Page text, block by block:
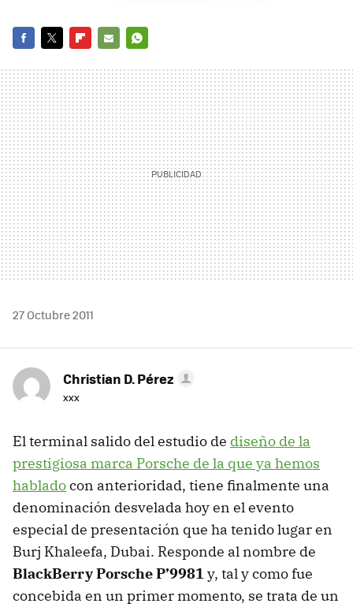
MAIL
27 Octubre 2011
Christian D. Pérez
xxx
El terminal salido del estudio de diseño de la
prestigiosa marca Porsche de la que ya hemos
habladocon anterioridad, tiene finalmente una
denominación desvelada hoy en el evento
especial de presentación que ha tenido lugar en
Burj Khaleefa, Dubai. Responde al nombre de
BlackBerry Porsche P’9981 y, tal y como fue
concebida en un primer momento, se trata de un